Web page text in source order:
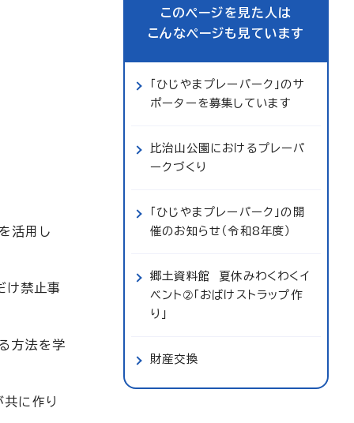
活用し
け禁止事
方法を学
に作り
このページを見た人は
こんなページも見ています
「ひじやまプレーパーク」のサ
ポーターを募集しています
比治山公園におけるプレーパ
ークづくり
「ひじやまプレーパーク」の開
催のお知らせ（令和8年度）
郷土資料館 夏休みわくわくイ
ベント➁「おばけストラップ作
り」
財産交換